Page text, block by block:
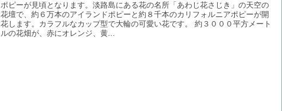
ポピーが見頃となります。淡路島にある花の名所「あわじ花さじき」の天空の
花壇で、約６万本のアイランドポピーと約８千本のカリフォルニアポピーが開
花します。カラフルなカップ型で大輪の可愛い花です。 約３０００平方メート
ルの花畑が、赤にオレンジ、黄...